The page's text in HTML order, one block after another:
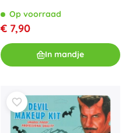
Op voorraad
€ 7,90
In mandje